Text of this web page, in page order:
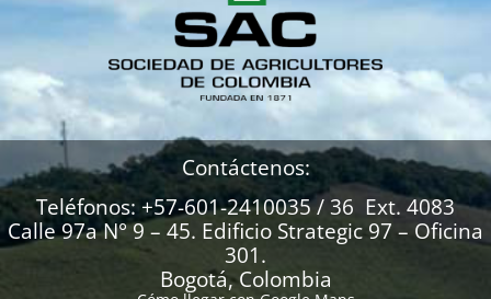
Contáctenos:
Teléfonos: +57-601-2410035 / 36 Ext. 4083
Calle 97a N° 9 – 45. Edificio Strategic 97 – Oficina
301.
Bogotá, Colombia